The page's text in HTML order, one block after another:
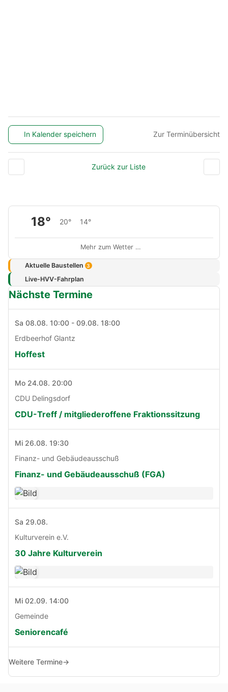
In Kalender speichern Zur Terminübersicht
Zurück zur Liste
18° 20° 14°
Mehr zum Wetter …
Aktuelle Baustellen 3
Live-HVV-Fahrplan
Nächste Termine
Sa 08.08. 10:00 - 09.08. 18:00
Erdbeerhof Glantz
Hoffest
Mo 24.08. 20:00
CDU Delingsdorf
CDU-Treff / mitgliederoffene Fraktionssitzung
Mi 26.08. 19:30
Finanz- und Gebäudeausschuß
Finanz- und Gebäudeausschuß (FGA)
Sa 29.08.
Kulturverein e.V.
30 Jahre Kulturverein
Mi 02.09. 14:00
Gemeinde
Seniorencafé
Weitere Termine→